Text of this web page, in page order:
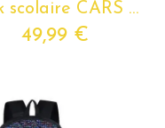
Pack scolaire CARS à composer pour classes de primaire – Cartable CARS + Trousse CARS assortie
49,99 €